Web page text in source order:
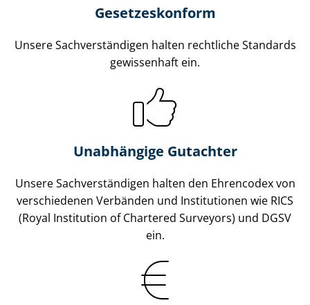
Gesetzes­konform
Unsere Sach­ver­stän­di­gen halten rechtliche Standards
gewissenhaft ein.
Unabhängige Gutachter
Unsere Sach­ver­stän­di­gen halten den Ehrencodex von
verschiedenen Verbänden und Institutionen wie RICS
(Royal Institution of Chartered Surveyors) und DGSV
ein.